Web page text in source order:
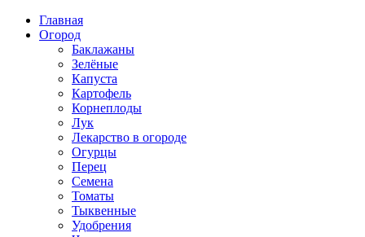
Главная
Огород
Баклажаны
Зелёные
Капуста
Картофель
Корнеплоды
Лук
Лекарство в огороде
Огурцы
Перец
Семена
Томаты
Тыквенные
Удобрения